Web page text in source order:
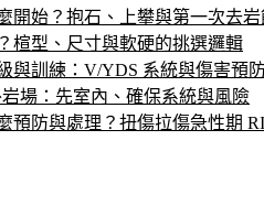
開始？抱石、上攀與第一次去岩
楦型、尺寸與軟硬的挑選邏輯
與訓練：V/YDS 系統與傷害預
場：先室內、確保系統與風險
預防與處理？扭傷拉傷急性期